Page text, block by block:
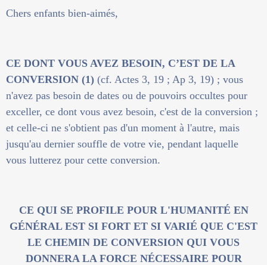
Chers enfants bien-aimés,
CE DONT VOUS AVEZ BESOIN, C’EST DE LA
CONVERSION (1) (cf. Actes 3, 19 ; Ap 3, 19) ; vous
n'avez pas besoin de dates ou de pouvoirs occultes pour
exceller, ce dont vous avez besoin, c'est de la conversion ;
et celle-ci ne s'obtient pas d'un moment à l'autre, mais
jusqu'au dernier souffle de votre vie, pendant laquelle
vous lutterez pour cette conversion.
CE QUI SE PROFILE POUR L'HUMANITÉ EN
GÉNÉRAL EST SI FORT ET SI VARIÉ QUE C'EST
LE CHEMIN DE CONVERSION QUI VOUS
DONNERA LA FORCE NÉCESSAIRE POUR